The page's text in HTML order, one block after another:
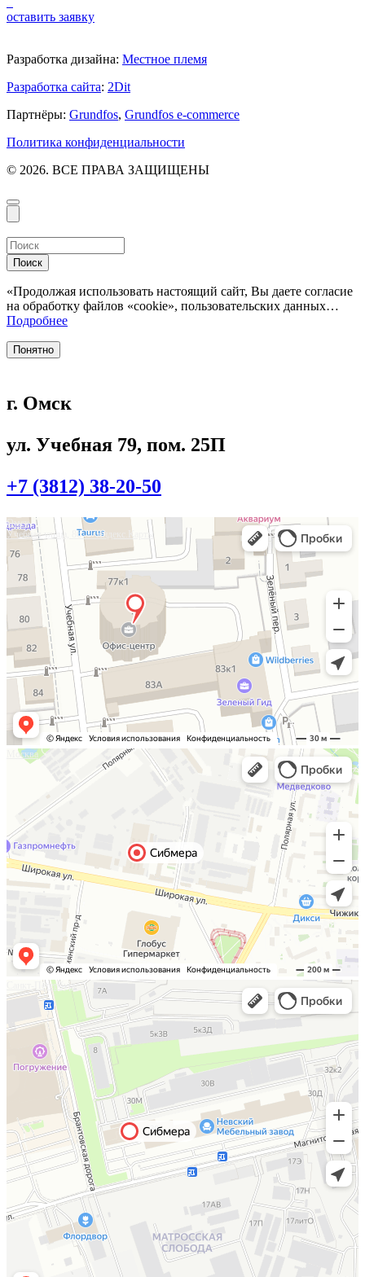
оставить заявку
Разработка дизайна: Местное племя
Разработка сайта: 2Dit
Партнёры: Grundfos, Grundfos e-commerce
Политика конфиденциальности
© 2026. ВСЕ ПРАВА ЗАЩИЩЕНЫ
Поиск
«Продолжая использовать настоящий сайт, Вы даете согласие
на обработку файлов «cookie», пользовательских данных…
Подробнее
Понятно
г. Омск
ул. Учебная 79, пом. 25П
+7 (3812) 38-20-50
Омск
Учебная улица, 86 — Яндекс.Карты
Москва
Санкт-Петербург